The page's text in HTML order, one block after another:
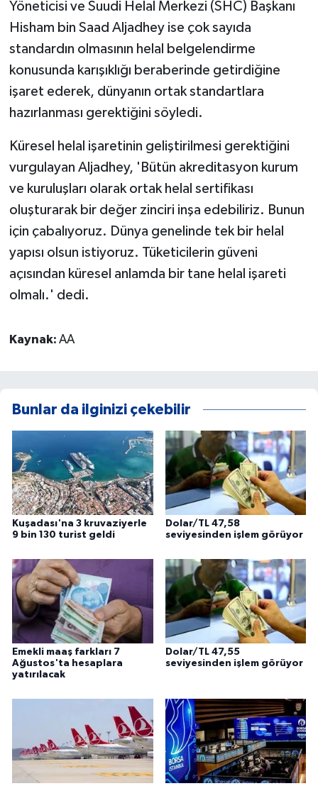
Yöneticisi ve Suudi Helal Merkezi (SHC) Başkanı
Hisham bin Saad Aljadhey ise çok sayıda
standardın olmasının helal belgelendirme
konusunda karışıklığı beraberinde getirdiğine
işaret ederek, dünyanın ortak standartlara
hazırlanması gerektiğini söyledi.
Küresel helal işaretinin geliştirilmesi gerektiğini
vurgulayan Aljadhey, 'Bütün akreditasyon kurum
ve kuruluşları olarak ortak helal sertifikası
oluşturarak bir değer zinciri inşa edebiliriz. Bunun
için çabalıyoruz. Dünya genelinde tek bir helal
yapısı olsun istiyoruz. Tüketicilerin güveni
açısından küresel anlamda bir tane helal işareti
olmalı.' dedi.
Kaynak: AA
Bunlar da ilginizi çekebilir
Kuşadası'na 3 kruvaziyerle
9 bin 130 turist geldi
Dolar/TL 47,58
seviyesinden işlem görüyor
Emekli maaş farkları 7
Ağustos'ta hesaplara
yatırılacak
Dolar/TL 47,55
seviyesinden işlem görüyor